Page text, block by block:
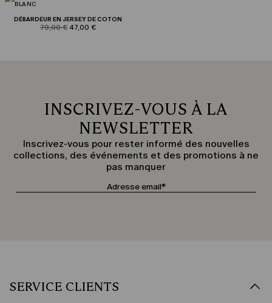
DÉBARDEUR EN JERSEY DE COTON
product.price.original
79,00 € product.price.sale
47,00 €
INSCRIVEZ-VOUS À LA
NEWSLETTER
Inscrivez-vous pour rester informé des nouvelles
collections, des événements et des promotions à ne
pas manquer
SERVICE CLIENTS